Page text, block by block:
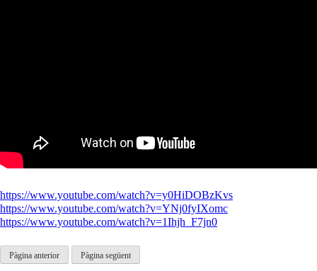
https://www.youtube.com/watch?v=y0HiDOBzKvs
https://www.youtube.com/watch?v=YNj0fyIXomc
https://www.youtube.com/watch?v=1Ihjh_F7jn0
Pàgina anterior Pàgina següent